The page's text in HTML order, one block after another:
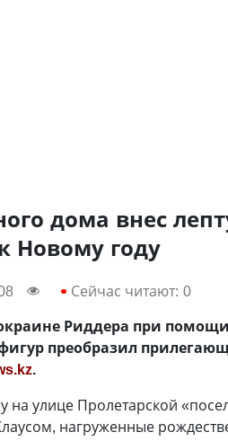
дома внес
Новому году
Сейчас читают: 0
Риддера при
преобразил
.
на улице Пролетарской
нагруженные